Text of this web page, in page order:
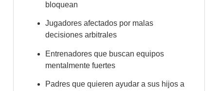
bloquean
Jugadores afectados por malas
decisiones arbitrales
Entrenadores que buscan equipos
mentalmente fuertes
Padres que quieren ayudar a sus hijos a